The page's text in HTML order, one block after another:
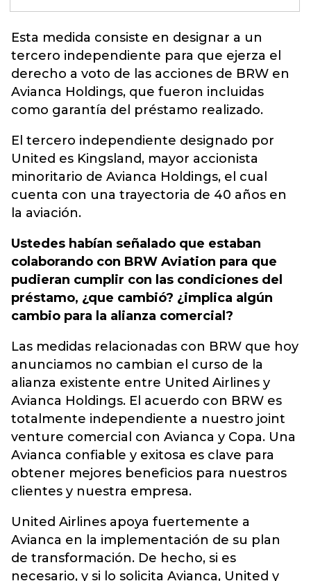
Esta medida consiste en designar a un
tercero independiente para que ejerza el
derecho a voto de las acciones de BRW en
Avianca Holdings, que fueron incluidas
como garantía del préstamo realizado.
El tercero independiente designado por
United es Kingsland, mayor accionista
minoritario de Avianca Holdings, el cual
cuenta con una trayectoria de 40 años en
la aviación.
Ustedes habían señalado que estaban
colaborando con BRW Aviation para que
pudieran cumplir con las condiciones del
préstamo, ¿que cambió? ¿implica algún
cambio para la alianza comercial?
Las medidas relacionadas con BRW que hoy
anunciamos no cambian el curso de la
alianza existente entre United Airlines y
Avianca Holdings. El acuerdo con BRW es
totalmente independiente a nuestro joint
venture comercial con Avianca y Copa. Una
Avianca confiable y exitosa es clave para
obtener mejores beneficios para nuestros
clientes y nuestra empresa.
United Airlines apoya fuertemente a
Avianca en la implementación de su plan
de transformación. De hecho, si es
necesario, y si lo solicita Avianca, United y